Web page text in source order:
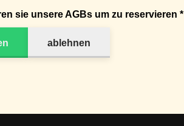
sie unsere AGBs um zu reservieren *
ablehnen